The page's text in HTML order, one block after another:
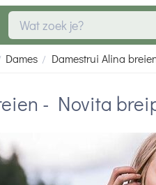
Dames / Damestrui Alina
- Novita